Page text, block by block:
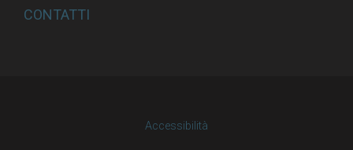
CONTATTI
Accessibilità